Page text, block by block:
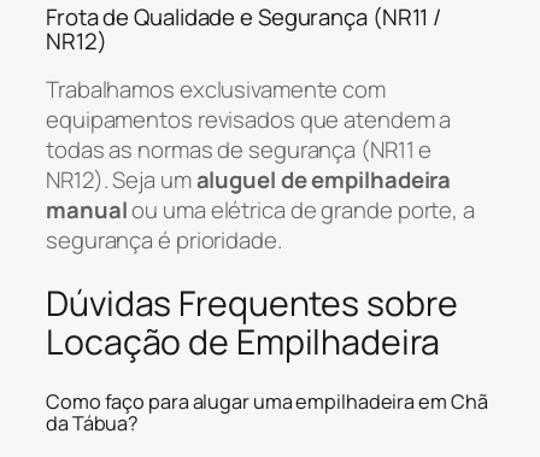
Frota de Qualidade e Segurança (NR11 /
NR12)
Trabalhamos exclusivamente com
equipamentos revisados que atendem a
todas as normas de segurança (NR11 e
NR12). Seja umaluguel de empilhadeira
manualou uma elétrica de grande porte, a
segurança é prioridade.
Dúvidas Frequentes sobre
Locação de Empilhadeira
Como faço para alugar uma empilhadeira em Chã
da Tábua?